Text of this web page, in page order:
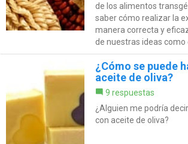
de los alimentos
saber cómo realizar la
manera correcta y
de nuestras ideas como
¿Cómo se puede
aceite de oliva?
9 respuestas
¿Alguien me podría
con aceite de oliva?